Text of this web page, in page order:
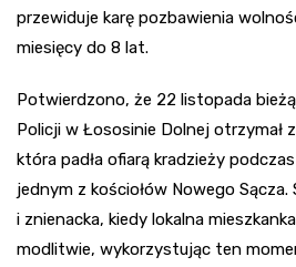
przewiduje karę pozbawienia
miesięcy do 8 lat.
Potwierdzono, że 22 listopada
Policji w Łososinie Dolnej otrzymał
która padła ofiarą kradzieży
jednym z kościołów Nowego Sącza.
i znienacka, kiedy lokalna
modlitwie, wykorzystując ten